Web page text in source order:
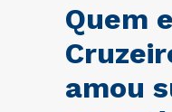
Quem
amou